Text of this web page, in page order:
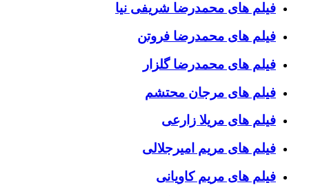
فیلم های محمدرضا شریفی نیا
فیلم های محمدرضا فروتن
فیلم های محمدرضا گلزار
فیلم های مرجان محتشم
فیلم های مریلا زارعی
فیلم های مریم امیرجلالی
فیلم های مریم کاویانی